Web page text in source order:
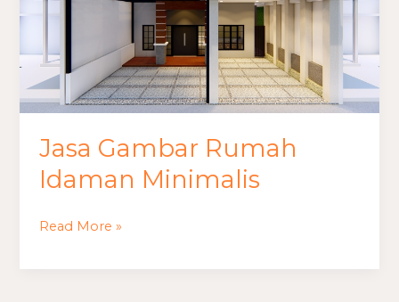
Jasa Gambar Rumah
Idaman Minimalis
Read More »